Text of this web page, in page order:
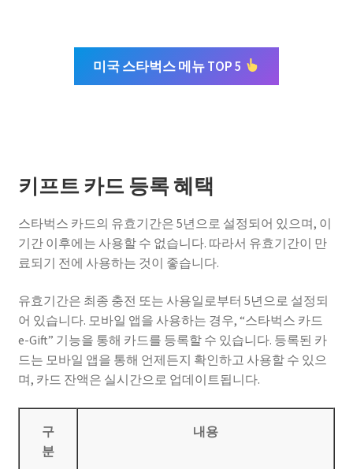
미국 스타벅스 메뉴 TOP 5
키프트 카드 등록 혜택
스타벅스 카드의 유효기간은 5년으로 설정되어 있으며, 이
기간 이후에는 사용할 수 없습니다. 따라서 유효기간이 만
료되기 전에 사용하는 것이 좋습니다.
유효기간은 최종 충전 또는 사용일로부터 5년으로 설정되
어 있습니다. 모바일 앱을 사용하는 경우, “스타벅스 카드
e-Gift” 기능을 통해 카드를 등록할 수 있습니다. 등록된 카
드는 모바일 앱을 통해 언제든지 확인하고 사용할 수 있으
며, 카드 잔액은 실시간으로 업데이트됩니다.
구
분
내용